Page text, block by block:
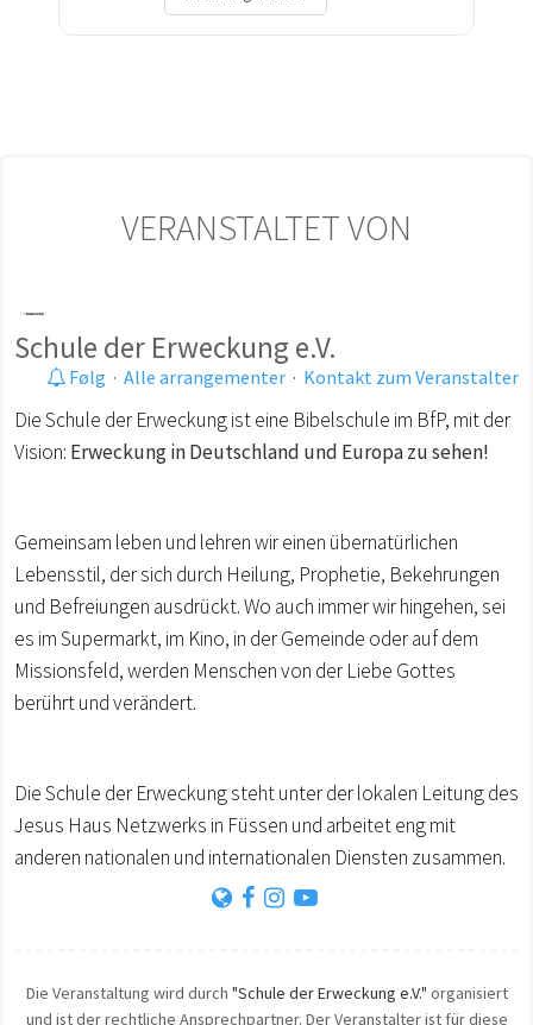
VERANSTALTET VON
Schule der Erweckung e.V.
Følg · Alle arrangementer · Kontakt zum Veranstalter
Die Schule der Erweckung ist eine Bibelschule im BfP, mit der
Vision: Erweckung in Deutschland und Europa zu sehen!
Gemeinsam leben und lehren wir einen übernatürlichen
Lebensstil, der sich durch Heilung, Prophetie, Bekehrungen
und Befreiungen ausdrückt. Wo auch immer wir hingehen, sei
es im Supermarkt, im Kino, in der Gemeinde oder auf dem
Missionsfeld, werden Menschen von der Liebe Gottes
berührt und verändert.
Die Schule der Erweckung steht unter der lokalen Leitung des
Jesus Haus Netzwerks in Füssen und arbeitet eng mit
anderen nationalen und internationalen Diensten zusammen.
Die Veranstaltung wird durch "Schule der Erweckung e.V." organisiert
und ist der rechtliche Ansprechpartner. Der Veranstalter ist für diese